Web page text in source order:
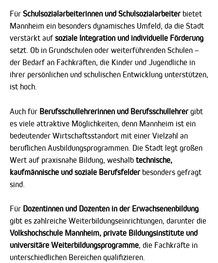
Für Schulsozialarbeiterinnen und Schulsozialarbeiterbietet
Mannheim ein besonders dynamisches Umfeld, da die Stadt
verstärkt auf soziale Integration und individuelle Förderung
setzt. Ob in Grundschulen oder weiterführenden Schulen –
der Bedarf an Fachkräften, die Kinder und Jugendliche in
ihrer persönlichen und schulischen Entwicklung unterstützen,
ist hoch.
Auch für Berufsschullehrerinnen und Berufsschullehrergibt
es viele attraktive Möglichkeiten, denn Mannheim ist ein
bedeutender Wirtschaftsstandort mit einer Vielzahl an
beruflichen Ausbildungsprogrammen. Die Stadt legt großen
Wert auf praxisnahe Bildung, weshalb technische,
kaufmännische und soziale Berufsfelderbesonders gefragt
sind.
Für Dozentinnen und Dozenten in der Erwachsenenbildung
gibt es zahlreiche Weiterbildungseinrichtungen, darunter die
Volkshochschule Mannheim, private Bildungsinstitute und
universitäre Weiterbildungsprogramme, die Fachkräfte in
unterschiedlichen Bereichen qualifizieren.